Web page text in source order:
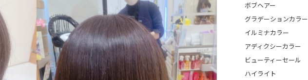
ボブヘアー
グラデーションカラー
イルミナカラー
アディクシーカラー
ビューティーセール
ハイライト